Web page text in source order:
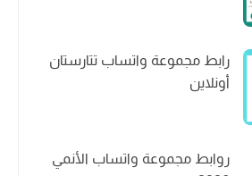
رابط مجموعة واتساب تتارستان
أونلاين
روابط مجموعة واتساب الأنمي